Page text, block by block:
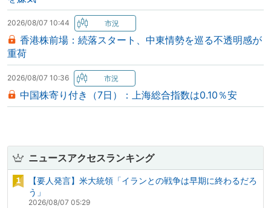
2026/08/07 10:44
香港株前場：続落スタート、中東情勢を巡る不透明感が
重荷
2026/08/07 10:36
中国株寄り付き（7日）：上海総合指数は0.10％安
ニュースアクセスランキング
【要人発言】米大統領「イランとの戦争は早期に終わるだろ
う」
2026/08/07 05:29